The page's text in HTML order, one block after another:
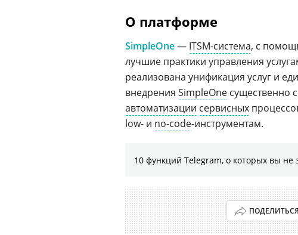
О платформе
SimpleOne— ITSM-система, с
лучшие практики управления
реализована унификация услуг и
внедрения SimpleOne существенно
автоматизации сервисных
low- и no-code-инструментам.
10 функций Telegram, о которых вы не
ПОДЕЛИТЬСЯ